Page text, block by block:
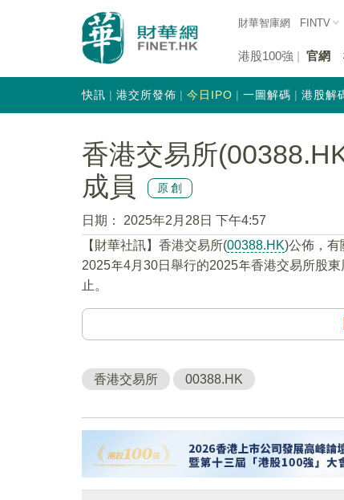
財華智庫網 FINTV
港股100強 官網
快訊 港交所發佈 今日IPO 一圖解碼 港股解
香港交易所
成員
原創
日期：
2025年2月28日 下午4:57
【財華社訊】香港交易所(00388.HK)公佈，有
2025年4月30日舉行的2025年香港交易所股
止。
香港交易所 00388.HK